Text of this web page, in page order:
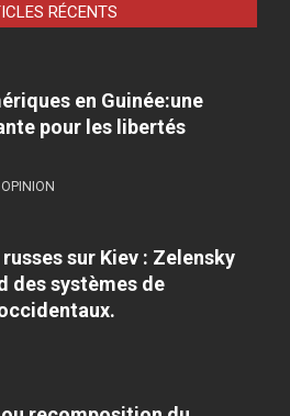
RÉCENTS
en Guinée:une
pour les libertés
OPINION
sur Kiev : Zelensky
des systèmes de